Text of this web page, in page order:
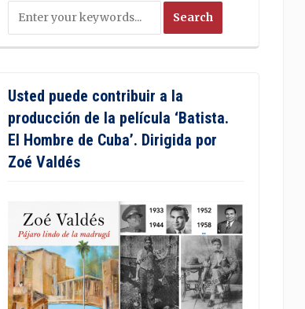
Usted puede contribuir a la
producción de la película ‘Batista.
El Hombre de Cuba’. Dirigida por
Zoé Valdés